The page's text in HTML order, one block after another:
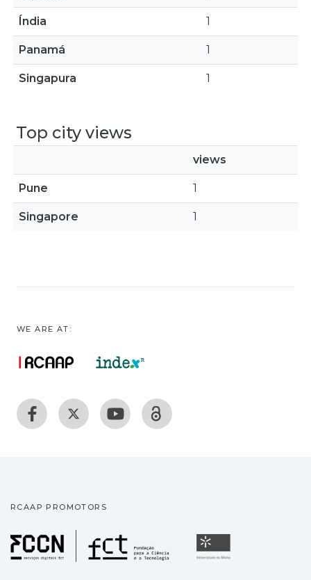
Índia 1
Panamá 1
Singapura 1
Top city views
views
Pune 1
Singapore 1
WE ARE AT:
RCAAP PROMOTORS
Fundação para a